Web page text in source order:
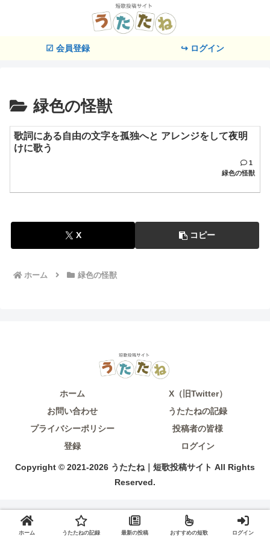
☑ 会員登録 ↪ ログイン
緑色の怪獣
歌詞にある自由の文字を孤独へと アレンジをして夜明
けに歌う
1
緑色の怪獣
X コピー
ホーム 緑色の怪獣
ホーム
X（旧Twitter）
お問い合わせ
うたたねの記録
プライバシーポリシー
投稿者の皆様
登録
ログイン
Copyright © 2021-2026 うたたね｜短歌投稿サイト All Rights
Reserved.
ホーム うたたねの記録 最新の投稿 おすすめの短歌 ログイン